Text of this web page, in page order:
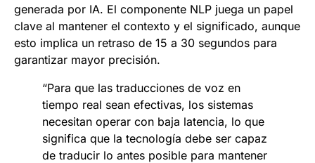
generada por IA. El componente NLP juega un papel
clave al mantener el contexto y el significado, aunque
esto implica un retraso de 15 a 30 segundos para
garantizar mayor precisión.
“Para que las traducciones de voz en
tiempo real sean efectivas, los sistemas
necesitan operar con baja latencia, lo que
significa que la tecnología debe ser capaz
de traducir lo antes posible para mantener